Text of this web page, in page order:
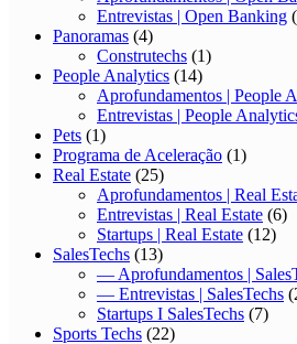
Entrevistas | Open Banking
Panoramas (4)
Construtechs (1)
People Analytics (14)
Aprofundamentos | People
Entrevistas | People
Pets (1)
Programa de Aceleração (1)
Real Estate (25)
Aprofundamentos | Real
Entrevistas | Real Estate (6)
Startups | Real Estate (12)
SalesTechs (13)
— Aprofundamentos |
— Entrevistas | SalesTechs
Startups I SalesTechs (7)
Sports Techs (22)